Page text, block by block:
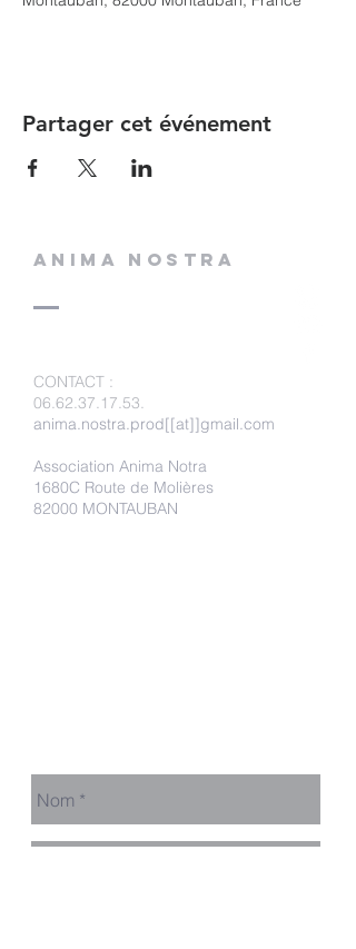
Partager cet événement
ANIMA NOSTRA
CONTACT :
06.62.37.17.53.
anima.nostra.prod[[at]]gmail.com
Association Anima Notra
1680C Route de Molières
82000 MONTAUBAN